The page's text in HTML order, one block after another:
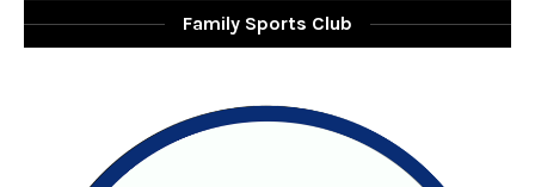
Family Sports Club